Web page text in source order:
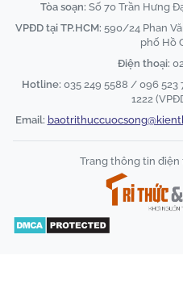
Tòa soạn: Số 70 Trần Hưng
VPĐD tại TP.HCM: 590/24 Phan
phố Hồ
Điện thoại:
Hotline: 035 249 5588 / 096 523
1222
Email:
Trang thông tin